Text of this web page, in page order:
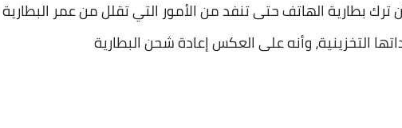
ترك بطارية الهاتف حتى تنفد من الأمور التي تقلل من عمر البطارية
التخزينية، وأنه على العكس إعادة شحن البطارية